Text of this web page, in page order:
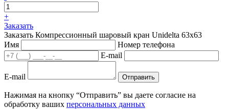
+
Заказать
Заказать Компрессионный шаровый кран Unidelta 63x63
Имя
Номер телефона
E-mail
E-mail Отправить
Нажимая на кнопку “Отправить” вы даете согласие на
обработку ваших персональных данных